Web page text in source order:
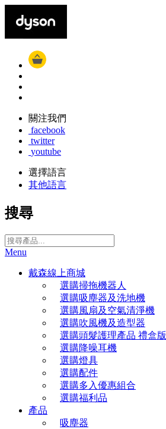
關注我們
facebook
twitter
youtube
選擇語言
其他語言
搜尋
Menu
戴森線上商城
選購掃拖機器人
選購吸塵器及洗地機
選購風扇及空氣清淨機
選購吹風機及造型器
選購頭髮護理產品 禮盒版
選購降噪耳機
選購燈具
選購配件
選購多入優惠組合
選購福利品
產品
吸塵器